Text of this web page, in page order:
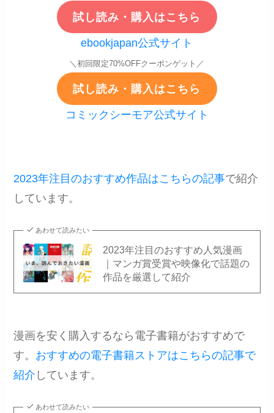
試し読み・購入はこちら
ebookjapan公式サイト
＼初回限定70%OFFクーポンゲット／
試し読み・購入はこちら
コミックシーモア公式サイト
2023年注目のおすすめ作品はこちらの記事で紹介
しています。
あわせて読みたい
2023年注目のおすすめ人気漫画
｜マンガ賞受賞や映像化で話題の
作品を厳選して紹介
漫画を安く購入するなら電子書籍がおすすめで
す。 おすすめの電子書籍ストアはこちらの記事で
紹介 しています。
あわせて読みたい